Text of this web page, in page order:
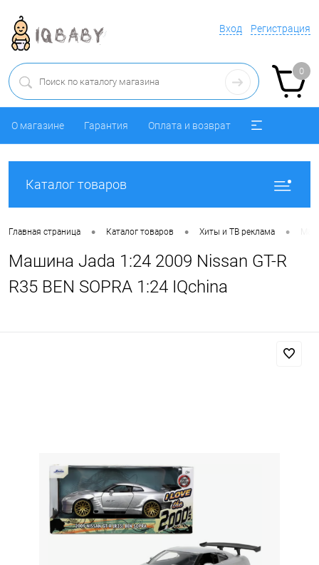
Вход Регистрация
0
О магазине Гарантия Оплата и возврат
Каталог товаров
Главная страница • Каталог товаров • Хиты и ТВ реклама •
Машина Jada 1:24 2009 Nissan GT-R
R35 BEN SOPRA 1:24 IQchina